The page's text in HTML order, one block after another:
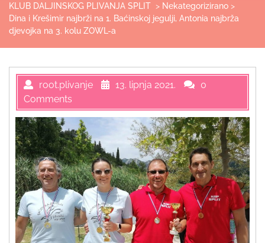
KLUB DALJINSKOG PLIVANJA SPLIT > Nekategorizirano >
Dina i Krešimir najbrži na 1. Baćinskoj jegulji, Antonia najbrža
djevojka na 3. kolu ZOWL-a
root.plivanje 13. lipnja 2021.
0
Comments